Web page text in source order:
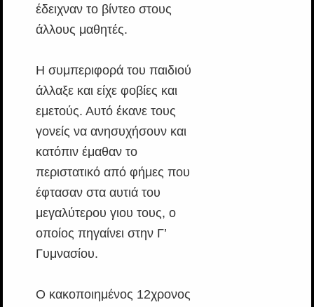
έδειχναν το βίντεο στους
άλλους μαθητές.
Η συμπεριφορά του παιδιού
άλλαξε και είχε φοβίες και
εμετούς. Αυτό έκανε τους
γονείς να ανησυχήσουν και
κατόπιν έμαθαν το
περιστατικό από φήμες που
έφτασαν στα αυτιά του
μεγαλύτερου γιου τους, ο
οποίος πηγαίνει στην Γ’
Γυμνασίου.
Ο κακοποιημένος 12χρονος